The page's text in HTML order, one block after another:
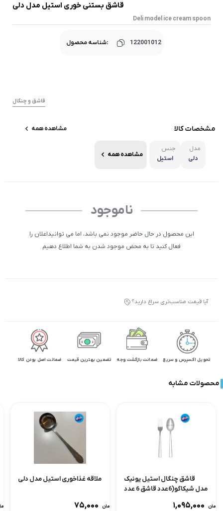
قاشق بستنی خوری استیل مدل دلی
Deli model ice cream spoon
شناسه محصول: 122001012
قاشق و چنگال
مشخصات کالا مشاهده همه
مدل
دلی
جنس
استیل
مشاهده همه
ناموجود
این محصول در حال حاضر موجود نمی باشد، اما می توانیداعلان را
فعال کنید تا به محض موجود شدن به شما اطلاع دهیم
آیا قیمت مناسب‌تری سراغ دارید؟
تحویل اکسپرس و سریع ضمانت بازگشت وجه تضمین بهترین قیمت ضمانت اصل بودن کالا
محصولات مشابه
قاشق چنگال استیل یونیک
مدل شیکاگو(6عدد قاشق 6 عدد
۱,۰۹۵,۰۰۰ تومان
ملاقه غذاخوری استیل مدل دلی
۷۵,۰۰۰ تومان